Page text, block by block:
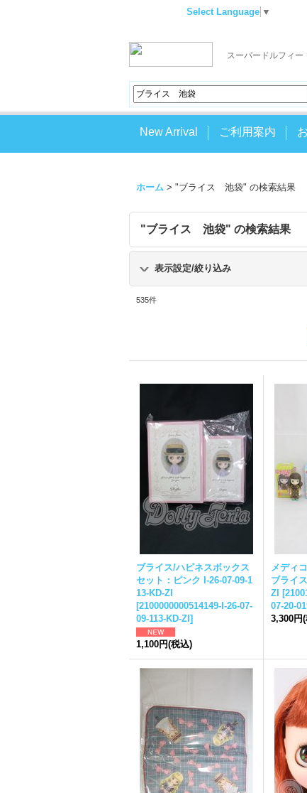
Select Language ▼
スーパードルフィ
New Arrival ご利用案内
ホーム > "ブライス 池袋" の検索結果
"ブライス 池袋" の検索結果
表示設定/絞り込み
535件
ブライス/ハピネスボックス
セット：ピンク I-26-07-09-1
13-KD-ZI
[2100000000514149-I-26-07-
09-113-KD-ZI ]
1,100円(税込)
メディ
ブライス
ZI
[
07-20-
3,300円